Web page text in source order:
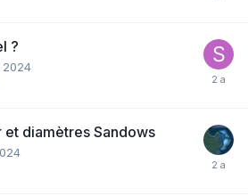
?
2024
diamètres Sandows